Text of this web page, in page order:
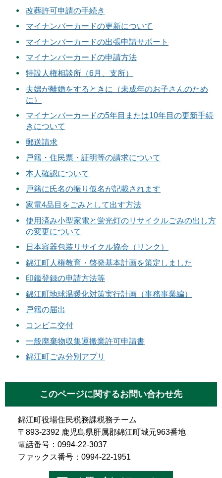
改葬許可申請の手続き
マイナンバーカードの更新について
マイナンバーカードの出張申請サポート
マイナンバーカードの申請方法
特設人権相談所（6月、支所）
夫婦が離婚をするときに（未成年のお子さんのため
に）
マイナンバーカードの5年目または10年目の更新手続
きについて
郵送請求
戸籍・住民票・証明等の請求について
本人確認について
戸籍に氏名の振り仮名が記載されます
家電4品目をごみとして出す方法
使用済み小型家電と蛍光灯のリサイクルごみの出し方
の変更について
日本容器包装リサイクル協会（リンク）
錦江町人権教育・啓発基本計画を策定しました
印鑑登録の申請方法等
錦江町地球温暖化対策実行計画（事務事業編）
戸籍の届出
コンビニ交付
一般廃棄物収集運搬業許可申請書
錦江町ごみ分別アプリ
このページに関するお問い合わせ先
錦江町役場住民税務課税務チーム
〒893-2392 鹿児島県肝属郡錦江町城元963番地
電話番号：0994-22-3037
ファックス番号：0994-22-1951